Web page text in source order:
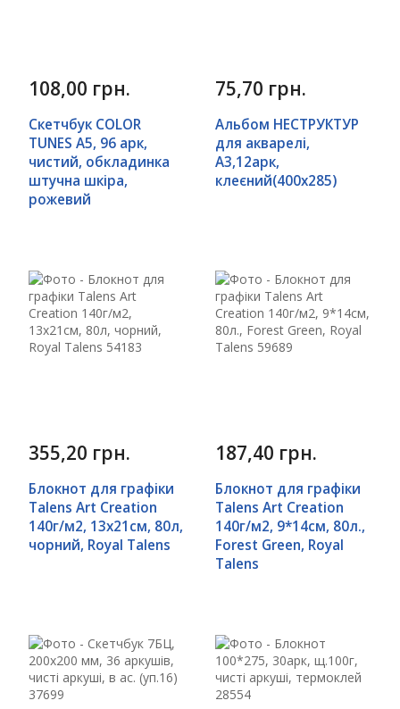
108,00 грн.
Скетчбук COLOR
TUNES А5, 96 арк,
чистий, обкладинка
штучна шкіра,
рожевий
75,70 грн.
Альбом НЕСТРУКТУР
для акварелі,
А3,12арк,
клеєний(400х285)
355,20 грн.
Блокнот для графіки
Talens Art Creation
140г/м2, 13х21см, 80л,
чорний, Royal Talens
187,40 грн.
Блокнот для графіки
Talens Art Creation
140г/м2, 9*14см, 80л.,
Forest Green, Royal
Talens